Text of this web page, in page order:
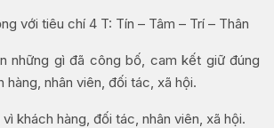
với tiêu chí 4 T: Tín – Tâm – Trí – Thân
những gì đã công bố, cam kết giữ đúng
hàng, nhân viên, đối tác, xã hội.
khách hàng, đối tác, nhân viên, xã hội.